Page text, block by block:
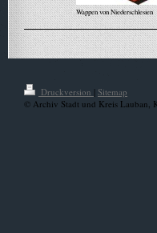
Wappen von Niederschlesien
Alle Meldungen
Druckversion | Sitemap
© Archiv Stadt und Kreis Lauban,